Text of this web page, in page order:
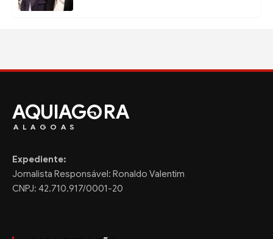
AQUIAG RA
ALAGOAS
Expediente:
Jornalista Responsável: Ronaldo Valentim
CNPJ: 42.710.917/0001-20